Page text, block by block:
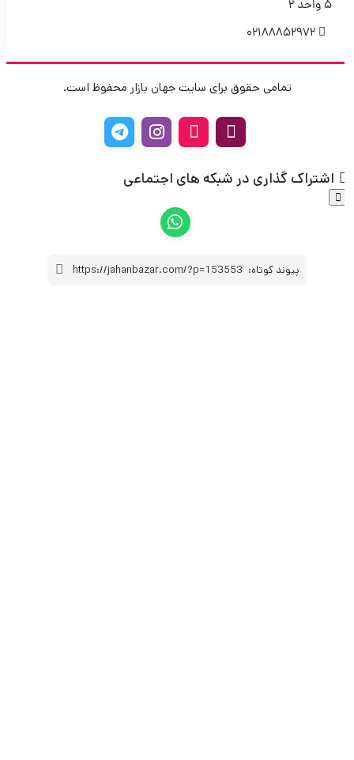
02188852972
تمامی حقوق برای سایت جهان بازار محفوظ است.
اشتراک گذاری در شبکه های اجتماعی
پیوند کوتاه: https://jahanbazar.com/?p=153553